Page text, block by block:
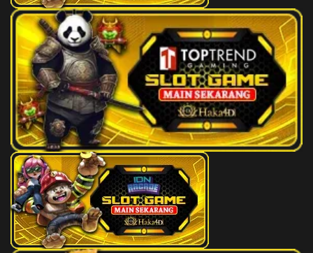
46
Langit 3D
001
47
Tanah 3D
002
48
Gula 3D
004
49
Obat 3D
005
50
Ahli Nujum 3D
490
51
Air Gripe
52
Air Panas
53
Alat Tulis Cina
54
Ambil Air